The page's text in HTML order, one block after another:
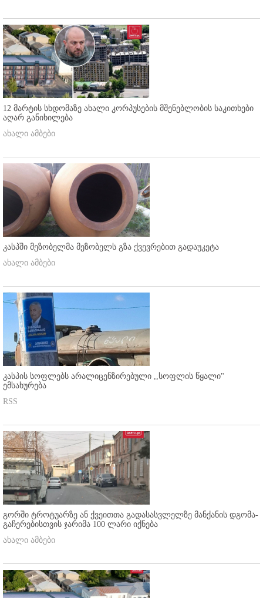
12 მარტის სხდომაზე ახალი კორპუსების მშენებლობის საკითხები
აღარ განიხილება
ახალი ამბები
კასპში მეზობელმა მეზობელს გზა ქვევრებით გადაუკეტა
ახალი ამბები
კასპის სოფლებს არალიცენზირებული ,,სოფლის წყალი"
ემსახურება
RSS
გორში ტროტუარზე ან ქვეითთა გადასასვლელზე მანქანის დგომა-
გაჩერებისთვის ჯარიმა 100 ლარი იქნება
ახალი ამბები